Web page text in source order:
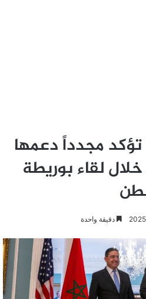
تؤكد مجدداً دعمها
لقاء بوريطة
دقيقة واحدة